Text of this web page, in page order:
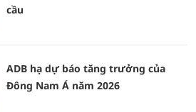
cầu
ADB hạ dự báo tăng trưởng của
Đông Nam Á năm 2026